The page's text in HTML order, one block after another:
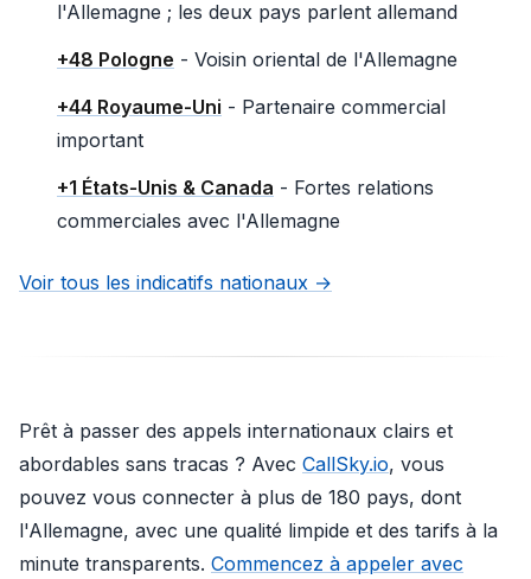
l'Allemagne ; les deux pays parlent allemand
+48 Pologne - Voisin oriental de l'Allemagne
+44 Royaume-Uni - Partenaire commercial
important
+1 États‑Unis & Canada - Fortes relations
commerciales avec l'Allemagne
Voir tous les indicatifs nationaux →
Prêt à passer des appels internationaux clairs et
abordables sans tracas ? Avec CallSky.io, vous
pouvez vous connecter à plus de 180 pays, dont
l'Allemagne, avec une qualité limpide et des tarifs à la
minute transparents. Commencez à appeler avec